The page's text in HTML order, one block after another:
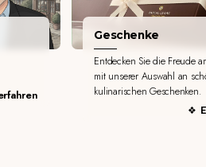
Geschenke
Entdecken Sie die Freude
mit unserer Auswahl an
kulinarischen Geschenken.